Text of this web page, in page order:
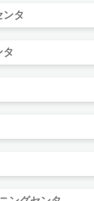
タ